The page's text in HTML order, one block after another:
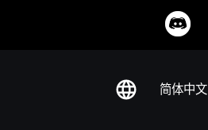
简体中文